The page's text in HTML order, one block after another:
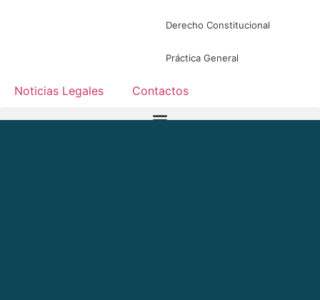
Derecho Constitucional
Práctica General
Noticias Legales Contactos